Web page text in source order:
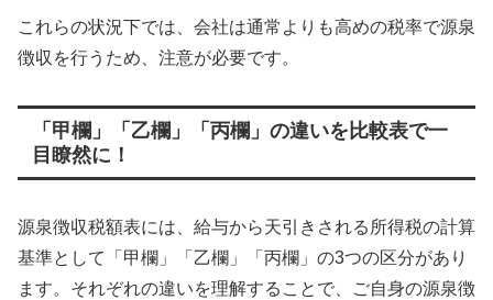
これらの状況下では、会社は通常よりも高めの税率で源泉
徴収を行うため、注意が必要です。
「甲欄」「乙欄」「丙欄」の違いを比較表で一
目瞭然に！
源泉徴収税額表には、給与から天引きされる所得税の計算
基準として「甲欄」「乙欄」「丙欄」の3つの区分があり
ます。それぞれの違いを理解することで、ご自身の源泉徴